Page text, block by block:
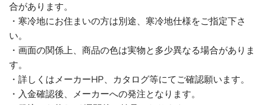
合があります。
・寒冷地にお住まいの方は別途、寒冷地仕様をご指定下さ
い。
・画面の関係上、商品の色は実物と多少異なる場合がありま
す。
・詳しくはメーカーHP、カタログ等にてご確認願います。
・入金確認後、メーカーへの発注となります。